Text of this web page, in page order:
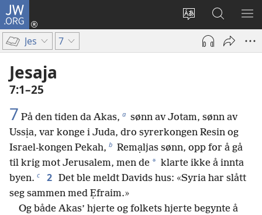
JW.ORG
Endre
språk
Logg
inn
(åpner
Søk
på
JW.ORG
VIS
Jes 7
Jesaja
7:1–25
7 På den tiden da Akas, a sønn av Jotam, sønn av
Ussịa, var konge i Juda, dro syrerkongen Resin og
Israel-kongen Pekah, b Remạljas sønn, opp for å gå
til krig mot Jerusalem, men de * klarte ikke å innta
byen. c 2 Det ble meldt Davids hus: «Syria har slått
seg sammen med Ẹfraim.»
Og både Akas’ hjerte og folkets hjerte begynte å